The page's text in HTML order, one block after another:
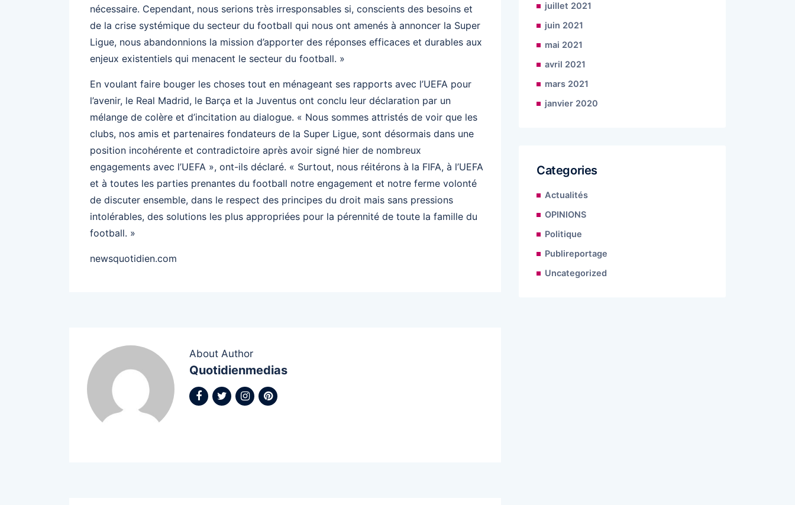
nécessaire. Cependant, nous serions très irresponsables si, conscients des besoins et
de la crise systémique du secteur du football qui nous ont amenés à annoncer la Super
Ligue, nous abandonnions la mission d’apporter des réponses efficaces et durables aux
enjeux existentiels qui menacent le secteur du football. »
En voulant faire bouger les choses tout en ménageant ses rapports avec l’UEFA pour
l’avenir, le Real Madrid, le Barça et la Juventus ont conclu leur déclaration par un
mélange de colère et d’incitation au dialogue. « Nous sommes attristés de voir que les
clubs, nos amis et partenaires fondateurs de la Super Ligue, sont désormais dans une
position incohérente et contradictoire après avoir signé hier de nombreux
engagements avec l’UEFA », ont-ils déclaré. « Surtout, nous réitérons à la FIFA, à l’UEFA
et à toutes les parties prenantes du football notre engagement et notre ferme volonté
de discuter ensemble, dans le respect des principes du droit mais sans pressions
intolérables, des solutions les plus appropriées pour la pérennité de toute la famille du
football. »
newsquotidien.com
About Author
Quotidienmedias
juillet 2021
juin 2021
mai 2021
avril 2021
mars 2021
janvier 2020
Categories
Actualités
OPINIONS
Politique
Publireportage
Uncategorized